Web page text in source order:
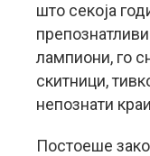
што секоја
лампиони, го
скитници,
непознати
Постоеше